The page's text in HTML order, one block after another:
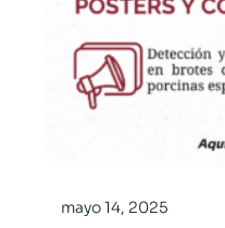
mayo 14, 2025